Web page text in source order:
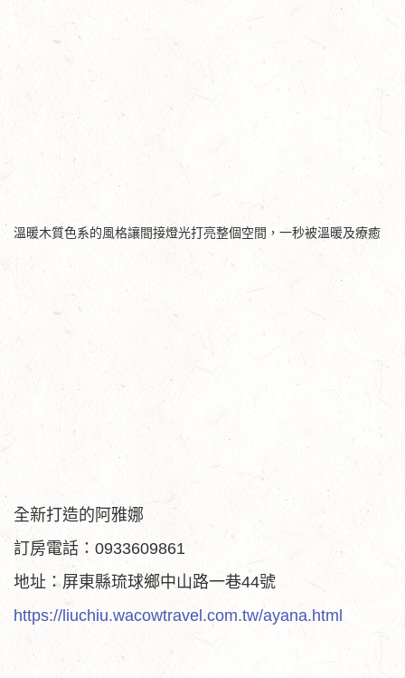
溫暖木質色系的風格讓間接燈光打亮整個空間，一秒被溫暖及療癒
全新打造的阿雅娜
訂房電話：0933609861
地址：屏東縣琉球鄉中山路一巷44號
https://liuchiu.wacowtravel.com.tw/ayana.html